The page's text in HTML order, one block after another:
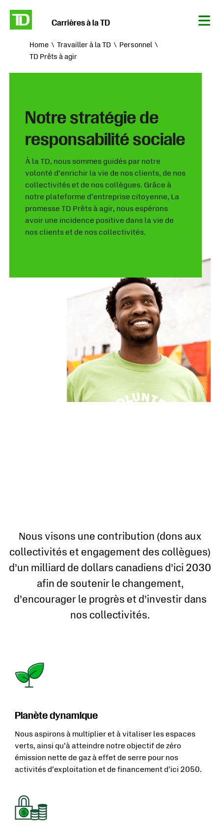
Carrières à la TD
Home Travailler à la TD
Personnel
TD Prêts à agir
Notre stratégie de
responsabilité sociale
À la TD, nous sommes guidés par notre
volonté d’enrichir la vie de nos clients, de nos
collectivités et de nos collègues. Grâce à
notre plateforme d’entreprise citoyenne, La
promesse TD Prêts à agir, nous espérons
avoir une incidence positive dans la vie de
nos clients et de nos collectivités.
Nous visons une contribution (dons aux
collectivités et engagement des collègues)
d’un milliard de dollars canadiens d’ici 2030
afin de soutenir le changement,
d’encourager le progrès et d’investir dans
nos collectivités.
Planète dynamique
Nous aspirons à multiplier et à vitaliser les espaces
verts, ainsi qu’à atteindre notre objectif de zéro
émission nette de gaz à effet de serre pour nos
activités d’exploitation et de financement d’ici 2050.